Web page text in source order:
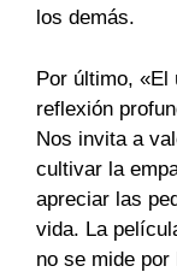
los demás.
Por último, «El
reflexión
Nos invita a
cultivar la
apreciar las
vida. La
no se mide por